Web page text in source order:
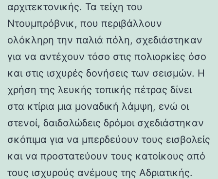
αρχιτεκτονικής. Τα τείχη του
Ντουμπρόβνικ, που περιβάλλουν
ολόκληρη την παλιά πόλη, σχεδιάστηκαν
για να αντέχουν τόσο στις πολιορκίες όσο
και στις ισχυρές δονήσεις των σεισμών. Η
χρήση της λευκής τοπικής πέτρας δίνει
στα κτίρια μια μοναδική λάμψη, ενώ οι
στενοί, δαιδαλώδεις δρόμοι σχεδιάστηκαν
σκόπιμα για να μπερδεύουν τους εισβολείς
και να προστατεύουν τους κατοίκους από
τους ισχυρούς ανέμους της Αδριατικής.